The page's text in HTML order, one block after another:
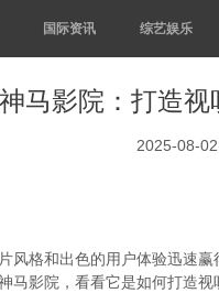
国际资讯 综艺娱乐
马影院：打造
2025-08-
格和出色的用户体验迅速
影院，看看它是如何打造视